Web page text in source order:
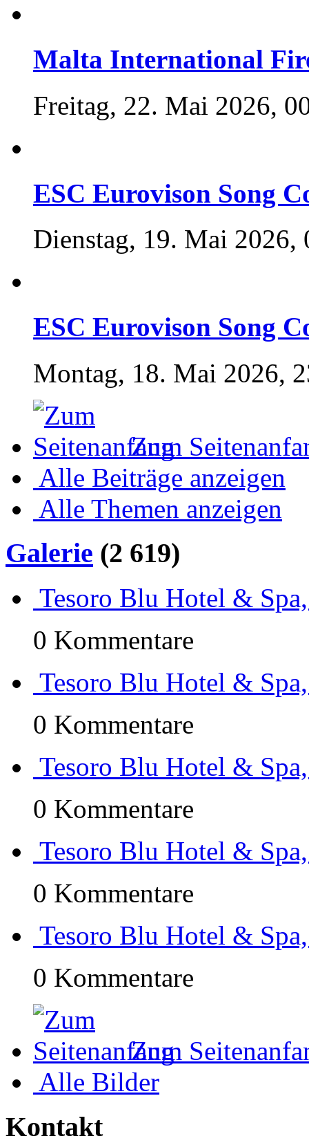
Malta International
Freitag, 22. Mai 2026,
ESC Eurovison Song
Dienstag, 19. Mai 2026,
ESC Eurovison Song
Montag, 18. Mai 2026,
Zum
Alle Beiträge anzeigen
Alle Themen anzeigen
Galerie (2 619)
Tesoro Blu Hotel &
0 Kommentare
Tesoro Blu Hotel &
0 Kommentare
Tesoro Blu Hotel &
0 Kommentare
Tesoro Blu Hotel &
0 Kommentare
Tesoro Blu Hotel &
0 Kommentare
Zum
Alle Bilder
Kontakt